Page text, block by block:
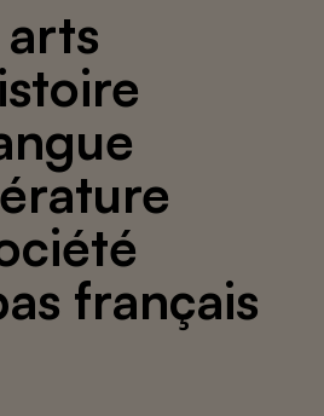
arts
français